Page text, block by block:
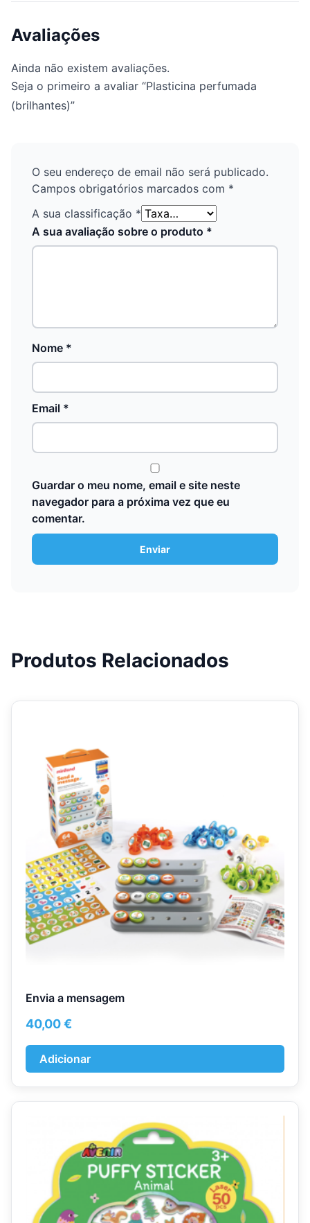
Avaliações
Ainda não existem avaliações.
Seja o primeiro a avaliar “Plasticina perfumada
(brilhantes)”
O seu endereço de email não será publicado.
Campos obrigatórios marcados com *
A sua classificação *
A sua avaliação sobre o produto *
Nome *
Email *
Guardar o meu nome, email e site neste
navegador para a próxima vez que eu
comentar.
Produtos Relacionados
Envia a mensagem
40,00€
Adicionar
multiple
variants.
options
may